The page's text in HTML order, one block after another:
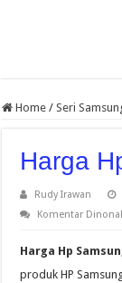
Home / Seri
Harga
Rudy Irawan
Komentar
Harga Hp
produk HP